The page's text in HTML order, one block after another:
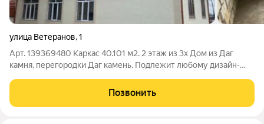
улица Ветеранов,1
Арт. 139369480 Каркас 40.101 м2. 2 этаж из 3х Дом из Даг
камня, перегородки Даг камень. Подлежит любому дизайн-
2.90 м. Ровные перекрытия. Кровля финская черепица. Окна от
фирмы Kraus. Локация.
Позвонить